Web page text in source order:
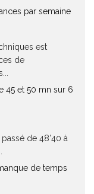
par semaine
est
de
45 et 50 mn sur 6
de 48’40 à
de temps